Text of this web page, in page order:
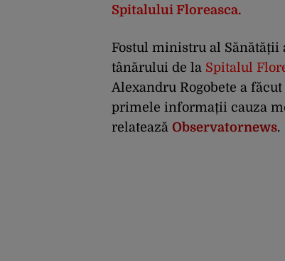
Spitalului Floreasca.
Fostul ministru al
tânărului de la Spitalul
Alexandru Rogobete a
primele informații cauza
relatează Observatornews.